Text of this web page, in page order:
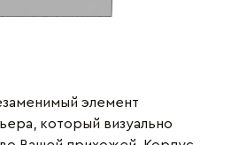
элемент
который визуально